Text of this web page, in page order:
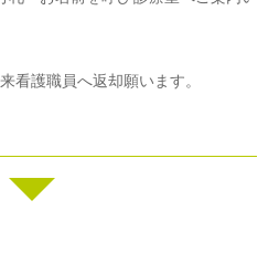
看護職員へ返却願います。